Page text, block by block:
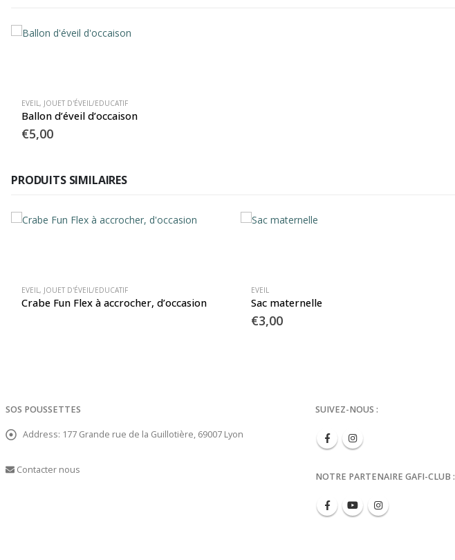
EVEIL , JOUET D'ÉVEIL/EDUCATIF
Ballon d’éveil d’occaison
€5,00
PRODUITS SIMILAIRES
EVEIL, JOUET D'ÉVEIL/EDUCATIF
Crabe Fun Flex à accrocher, d’occasion
EVEIL
Sac maternelle
€3,00
SOS POUSSETTES
Address: 177 Grande rue de la Guillotière, 69007 Lyon
Contacter nous
SUIVEZ-NOUS :
NOTRE PARTENAIRE GAFI-CLUB :